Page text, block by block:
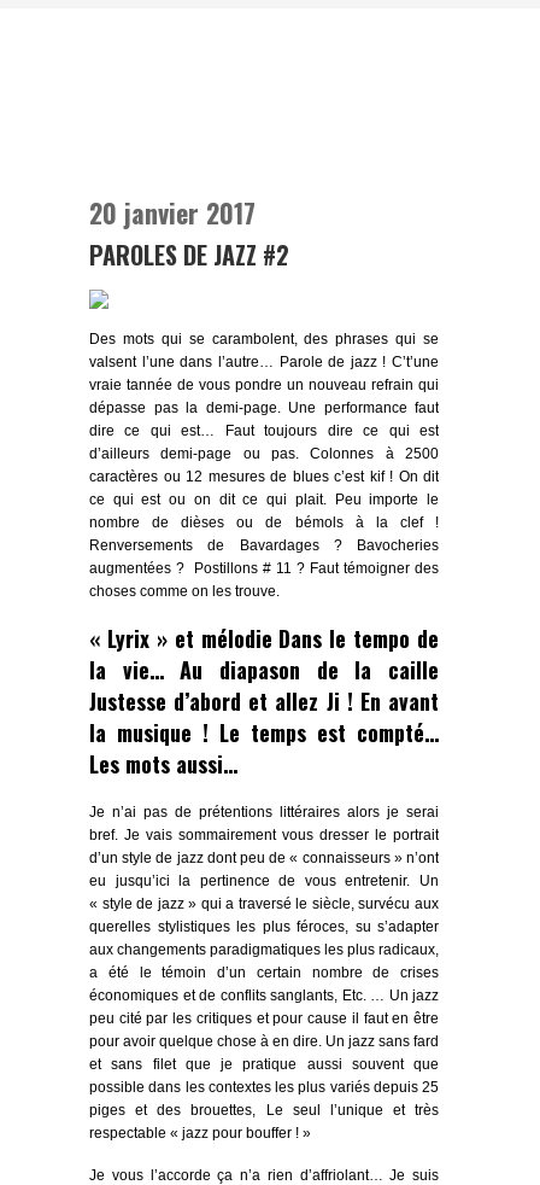
20 janvier 2017
PAROLES DE JAZZ #2
Des mots qui se carambolent, des phrases qui se
valsent l’une dans l’autre… Parole de jazz ! C’t’une
vraie tannée de vous pondre un nouveau refrain qui
dépasse pas la demi-page. Une performance faut
dire ce qui est… Faut toujours dire ce qui est
d’ailleurs demi-page ou pas. Colonnes à 2500
caractères ou 12 mesures de blues c’est kif ! On dit
ce qui est ou on dit ce qui plait. Peu importe le
nombre de dièses ou de bémols à la clef !
Renversements de Bavardages ? Bavocheries
augmentées ? Postillons # 11 ? Faut témoigner des
choses comme on les trouve.
« Lyrix » et mélodie Dans le tempo de
la vie… Au diapason de la caille
Justesse d’abord et allez Ji ! En avant
la musique ! Le temps est compté…
Les mots aussi…
Je n’ai pas de prétentions littéraires alors je serai
bref. Je vais sommairement vous dresser le portrait
d’un style de jazz dont peu de « connaisseurs » n’ont
eu jusqu’ici la pertinence de vous entretenir. Un
« style de jazz » qui a traversé le siècle, survécu aux
querelles stylistiques les plus féroces, su s’adapter
aux changements paradigmatiques les plus radicaux,
a été le témoin d’un certain nombre de crises
économiques et de conflits sanglants, Etc. … Un jazz
peu cité par les critiques et pour cause il faut en être
pour avoir quelque chose à en dire. Un jazz sans fard
et sans filet que je pratique aussi souvent que
possible dans les contextes les plus variés depuis 25
piges et des brouettes, Le seul l’unique et très
respectable « jazz pour bouffer ! »
Je vous l’accorde ça n’a rien d’affriolant… Je suis